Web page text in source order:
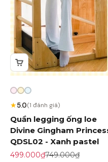
★5.0(1 đánh giá)
Quần legging ống loe
Divine Gingham
QDSL02 - Xanh pastel
Giá khuyến mãi
499.000₫Giá gốc
749.000₫